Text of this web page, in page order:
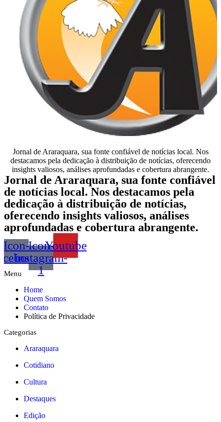
Jornal de Araraquara, sua fonte confiável de notícias local. Nos
destacamos pela dedicação à distribuição de notícias, oferecendo
insights valiosos, análises aprofundadas e cobertura abrangente.
Jornal de Araraquara, sua fonte confiável
de notícias local. Nos destacamos pela
dedicação à distribuição de notícias,
oferecendo insights valiosos, análises
aprofundadas e cobertura abrangente.
Icon-Icon-
instagram-
1
Youtube
Menu
Home
Quem Somos
Contato
Política de Privacidade
Categorias
Araraquara
Cotidiano
Cultura
Destaques
Edição